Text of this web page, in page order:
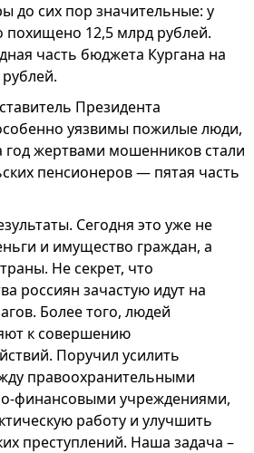
до сих пор значительные: у
12,5 млрд рублей.
часть бюджета Кургана на
Президента
уязвимы пожилые люди,
год жертвами мошенников стали
пенсионеров — пятая часть
Сегодня это уже не
и имущество граждан, а
Не секрет, что
россиян зачастую идут на
Более того, людей
к совершению
Поручил усилить
правоохранительными
финансовыми учреждениями,
работу и улучшить
преступлений. Наша задача –